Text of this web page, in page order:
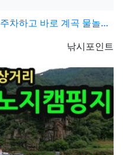
바로 계곡 물놀이 가능한 화장…
등록자
낚시포인트